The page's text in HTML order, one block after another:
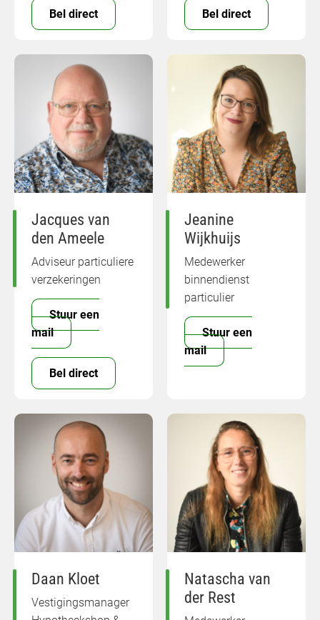
Bel direct Bel direct
Jacques van
den Ameele
Adviseur particuliere
verzekeringen
Stuur een
mail
Bel direct
Jeanine
Wijkhuijs
Medewerker
binnendienst
particulier
Stuur een
mail
Daan Kloet
Vestigingsmanager
Natascha van
der Rest